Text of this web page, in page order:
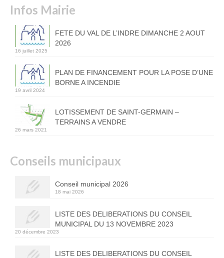
Infos Mairie
FETE DU VAL DE L’INDRE DIMANCHE 2 AOUT
2026
16 juillet 2025
PLAN DE FINANCEMENT POUR LA POSE D’UNE
BORNE A INCENDIE
19 avril 2024
LOTISSEMENT DE SAINT-GERMAIN –
TERRAINS A VENDRE
26 mars 2021
Conseils municipaux
Conseil municipal 2026
18 mai 2026
LISTE DES DELIBERATIONS DU CONSEIL
MUNICIPAL DU 13 NOVEMBRE 2023
20 décembre 2023
LISTE DES DELIBERATIONS DU CONSEIL